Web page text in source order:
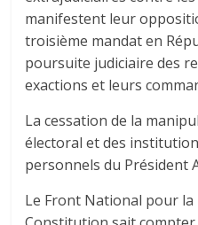
manifestent leur
troisième mandat en
poursuite judiciaire des
exactions et leurs
La cessation de la
électoral et des
personnels du Président
Le Front National pour la